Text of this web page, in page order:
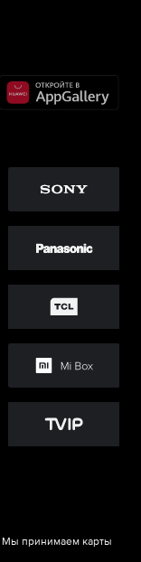
Мы принимаем карты